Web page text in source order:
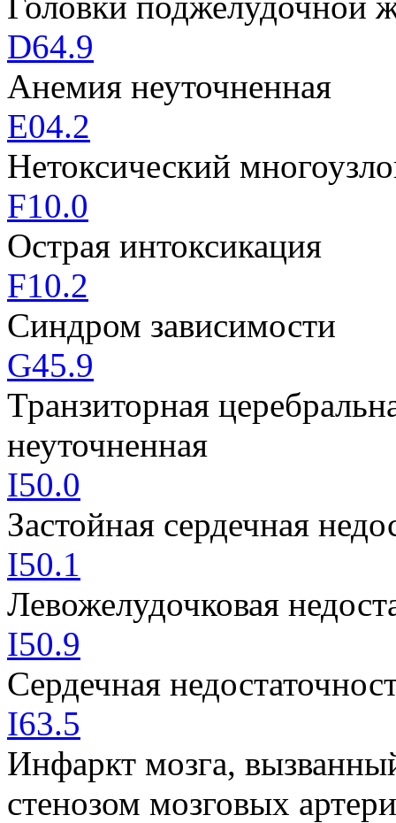
D64.9
Анемия неуточненная
E04.2
Нетоксический
F10.0
Острая интоксикация
F10.2
Синдром зависимости
G45.9
Транзиторная
неуточненная
I50.0
Застойная сердечная
I50.1
Левожелудочковая
I50.9
Сердечная
I63.5
Инфаркт мозга,
стенозом мозговых